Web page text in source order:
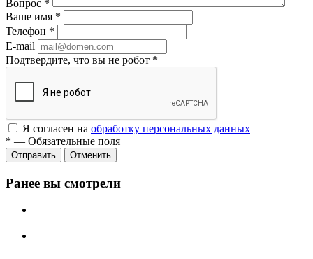
Вопрос *
Ваше имя *
Телефон *
E-mail
Подтвердите, что вы не робот *
Я согласен на обработку персональных данных
* — Обязательные поля
Отменить
Ранее вы смотрели